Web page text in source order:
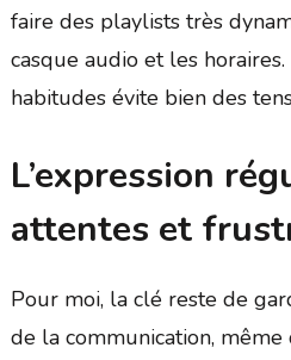
faire des playlists très
casque audio et les
habitudes évite bien des
L’expression
attentes et
Pour moi, la clé reste de
de la communication,